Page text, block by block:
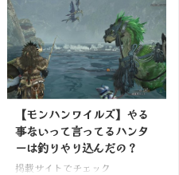
【モンハンワイルズ】やる
事ないって言ってるハンタ
ーは釣りやり込んだの？
掲載サイトでチェック